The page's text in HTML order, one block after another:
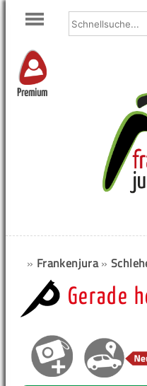
Premium
» Frankenjura»
Gerade